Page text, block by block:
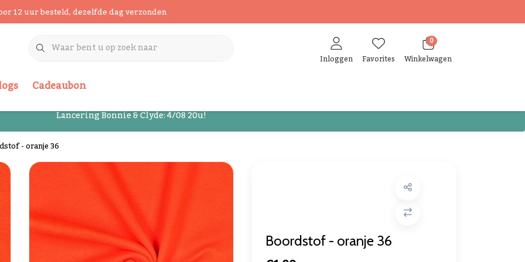
12 uur besteld, dezelfde dag verzonden
Inloggen Favorites
0
Winkelwagen
Cadeaubon
Lancering Bonnie & Clyde: 4/08 20u!
- oranje 36
Boordstof - oranje 36